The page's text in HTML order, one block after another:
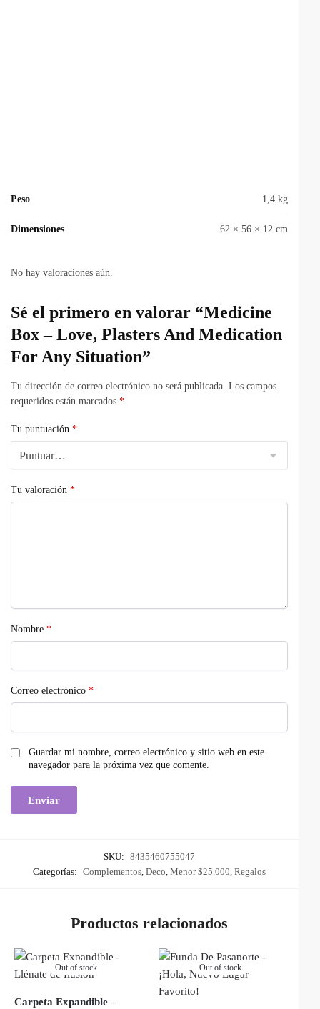
Peso 1,4 kg
Dimensiones 62 × 56 × 12 cm
No hay valoraciones aún.
Sé el primero en valorar “Medicine
Box – Love, Plasters And Medication
For Any Situation”
Tu dirección de correo electrónico no será publicada. Los campos
requeridos están marcados *
Tu puntuación *
Tu valoración *
Nombre *
Correo electrónico *
Guardar mi nombre, correo electrónico y sitio web en este
navegador para la próxima vez que comente.
SKU: 8435460755047
Categorías: Complementos, Deco, Menor $25.000, Regalos
Productos relacionados
Out of stock
Carpeta Expandible –
Out of stock